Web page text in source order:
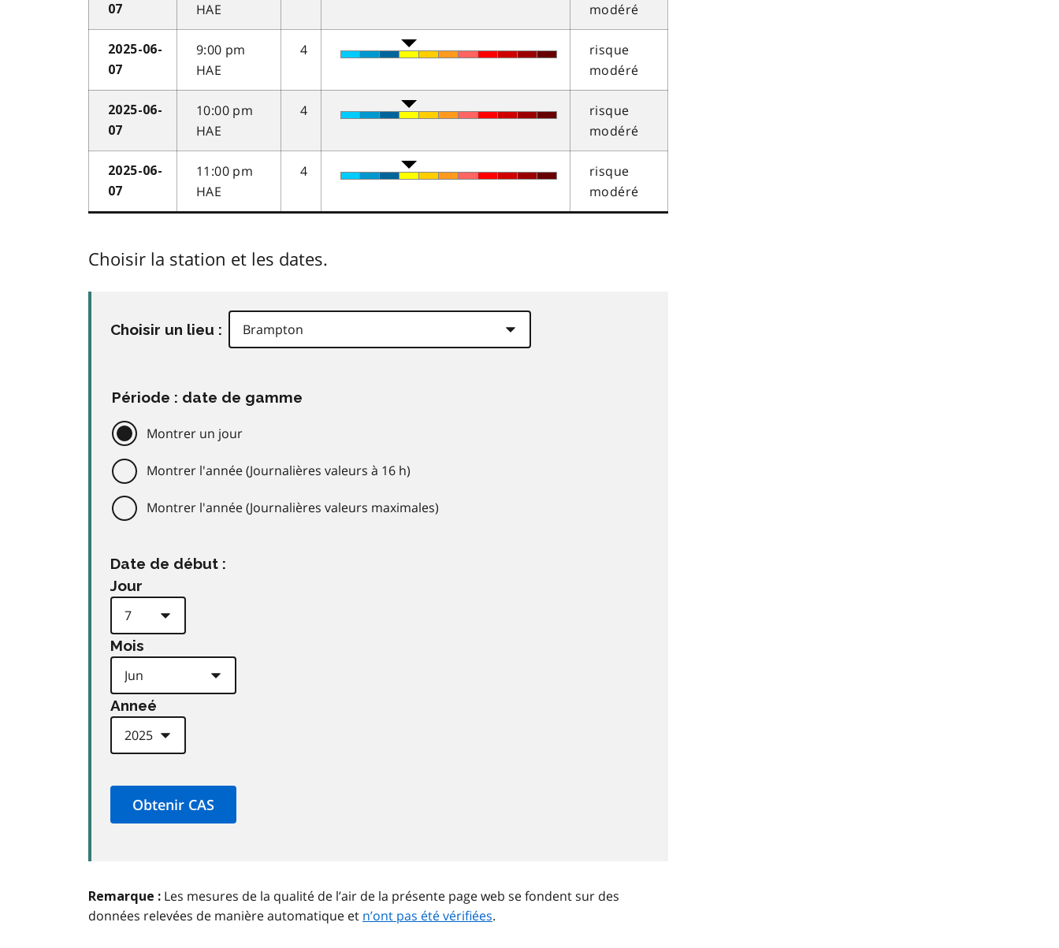
07
HAE
modéré
2025-06-
07
9:00 pm
HAE
4
risque
modéré
2025-06-
07
10:00 pm
HAE
4
risque
modéré
2025-06-
07
11:00 pm
HAE
4
risque
modéré
Choisir la station et les dates.
Choisir un lieu :
Période : date de gamme
Montrer un jour
Montrer l'année (Journalières valeurs à 16 h)
Montrer l'année (Journalières valeurs maximales)
Date de début :
Jour
Mois
Anneé
Remarque : Les mesures de la qualité de l’air de la présente page web se fondent sur des
données relevées de manière automatique et n’ont pas été vérifiées.